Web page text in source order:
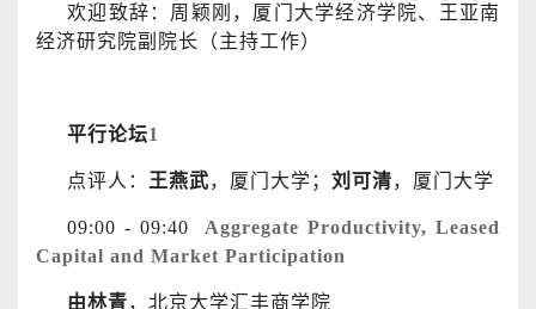
欢迎致辞：周颖刚，厦门大学经济学院、王亚南
经济研究院副院长（主持工作）
平行论坛1
点评人： 王燕武，厦门大学； 刘可清，厦门大学
09:00 - 09:40 Aggregate Productivity, Leased
Capital and Market Participation
由林青，北京大学汇丰商学院